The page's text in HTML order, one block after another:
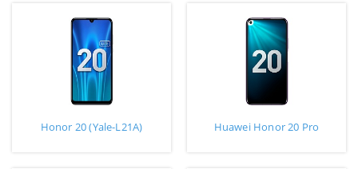
Honor 20 (Yale-L21A) Huawei Honor 20 Pro